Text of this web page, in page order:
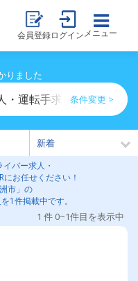
会員登録ログイン メニュー
りました
・運転手求人一覧
条件変更 >
イバー求人・
にお任せください！
市」の
1件掲載中です。
1 件 0~1件目を表示中